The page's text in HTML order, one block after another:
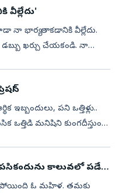
నా భార్య తాక‌డానికి వీల్లేదు.
ఖర్చు చేయకండి. నా
ఇబ్బందులు, పని ఒత్తిళ్లు..
మనిషిని కుంగదీస్తుంది.
కాలువలో పడేసి
ఓ మహిళ. తమకు